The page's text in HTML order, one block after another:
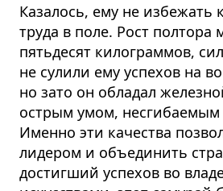
Казалось, ему не избежать
труда в поле. Рост полтора
пятьдесят килограммов,
не сулили ему успехов на
но зато он обладал
острым умом, несгибаемым
Именно эти качества
лидером и объединить
достигший успехов во